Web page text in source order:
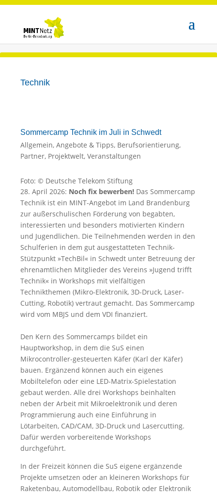
Technik
Sommercamp Technik im Juli in Schwedt
Allgemein, Angebote & Tipps, Berufsorientierung,
Partner, Projektwelt, Veranstaltungen
Foto: © Deutsche Telekom Stiftung
28. April 2026: Noch fix bewerben! Das Sommercamp
Technik ist ein MINT-Angebot im Land Brandenburg
zur außerschulischen Förderung von begabten,
interessierten und besonders motivierten Kindern
und Jugendlichen. Die Teilnehmenden werden in den
Schulferien in dem gut ausgestatteten Technik-
Stützpunkt »TechBil« in Schwedt unter Betreuung der
ehrenamtlichen Mitglieder des Vereins »Jugend trifft
Technik« in Workshops mit vielfältigen
Technikthemen (Mikro-Elektronik, 3D-Druck, Laser-
Cutting, Robotik) vertraut gemacht. Das Sommercamp
wird vom MBJS und dem VDI finanziert.
Den Kern des Sommercamps bildet ein
Hauptworkshop, in dem die SuS einen
Mikrocontroller-gesteuerten Käfer (Karl der Käfer)
bauen. Ergänzend können auch ein eigenes
Mobiltelefon oder eine LED-Matrix-Spielestation
gebaut werden. Alle drei Workshops beinhalten
neben der Arbeit mit Mikroelektronik und deren
Programmierung auch eine Einführung in
Lötarbeiten, CAD/CAM, 3D-Druck und Lasercutting.
Dafür werden vorbereitende Workshops
durchgeführt.
In der Freizeit können die SuS eigene ergänzende
Projekte umsetzen oder an kleineren Workshops für
Raketenbau, Automodellbau, Robotik oder Elektronik